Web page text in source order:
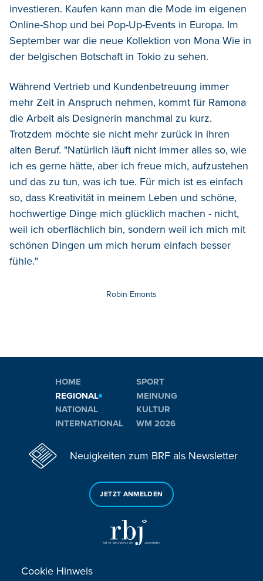
investieren. Kaufen kann man die Mode im eigenen
Online-Shop und bei Pop-Up-Events in Europa. Im
September war die neue Kollektion von Mona Wie in
der belgischen Botschaft in Tokio zu sehen.
Während Vertrieb und Kundenbetreuung immer
mehr Zeit in Anspruch nehmen, kommt für Ramona
die Arbeit als Designerin manchmal zu kurz.
Trotzdem möchte sie nicht mehr zurück in ihren
alten Beruf. "Natürlich läuft nicht immer alles so, wie
ich es gerne hätte, aber ich freue mich, aufzustehen
und das zu tun, was ich tue. Für mich ist es einfach
so, dass Kreativität in meinem Leben und schöne,
hochwertige Dinge mich glücklich machen - nicht,
weil ich oberflächlich bin, sondern weil ich mich mit
schönen Dingen um mich herum einfach besser
fühle."
Robin Emonts
HOME
REGIONAL
NATIONAL
INTERNATIONAL
SPORT
MEINUNG
KULTUR
WM 2026
Neuigkeiten zum BRF als Newsletter
JETZT ANMELDEN
Sie haben noch Fragen oder Anmerkungen?
Cookie Hinweis